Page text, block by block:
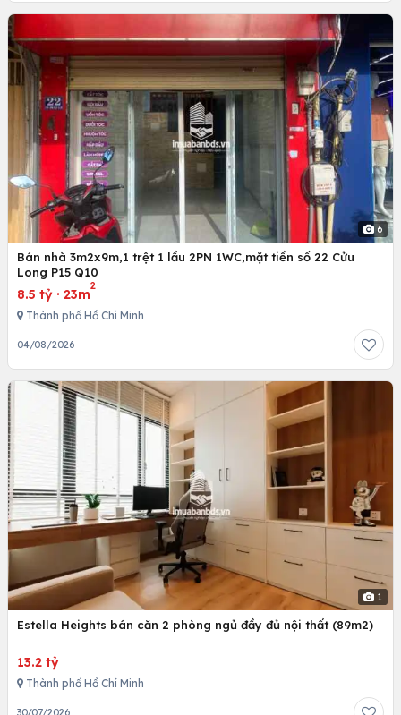
6
Bán nhà 3m2x9m,1 trệt 1 lầu 2PN 1WC,mặt tiền số 22 Cửu
Long P15 Q10
8.5 tỷ · 23m
2
Thành phố Hồ Chí Minh
04/08/2026
1
Estella Heights bán căn 2 phòng ngủ đầy đủ nội thất (89m2)
13.2 tỷ
Thành phố Hồ Chí Minh
30/07/2026